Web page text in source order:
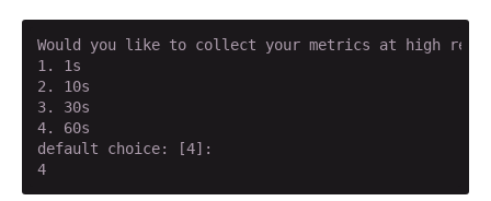
Would you like to collect your metrics at high
1. 1s
2. 10s
3. 30s
4. 60s
default choice: [4]:
4